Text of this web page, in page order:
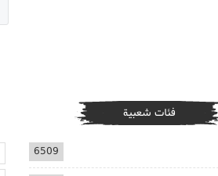
فئات شعبية
6509